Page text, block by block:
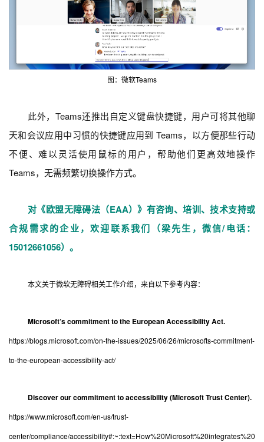
图：微软Teams
此外，Teams还推出自定义键盘快捷键，用户可将其他聊
天和会议应用中习惯的快捷键应用到 Teams，以方便那些行动
不便、难以灵活使用鼠标的用户，帮助他们更高效地操作
Teams，无需频繁切换操作方式。
对《欧盟无障碍法（EAA）》有咨询、培训、技术支持或
合规需求的企业，欢迎联系我们（梁先生，微信/电话：
15012661056）。
本文关于微软无障碍相关工作介绍，来自以下参考内容：
Microsoft’s commitment to the European Accessibility Act.
https://blogs.microsoft.com/on-the-issues/2025/06/26/microsofts-commitment-
to-the-european-accessibility-act/
Discover our commitment to accessibility (Microsoft Trust Center).
https://www.microsoft.com/en-us/trust-
center/compliance/